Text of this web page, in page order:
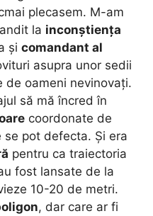
plecasem. M-am
la inconștiența
și comandant al
asupra unor sedii
de oameni nevinovați.
să mă încred în
coordonate de
se pot defecta. Și era
pentru ca traiectoria
fost lansate de la
10-20 de metri.
, dar care ar fi